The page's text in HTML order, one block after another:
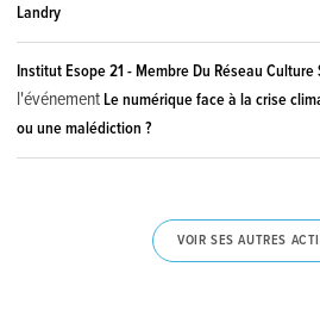
Landry
Institut Esope 21 - Membre Du Réseau Culture
l'événementLe numérique face à la crise
ou une malédiction ?
VOIR SES AUTRES